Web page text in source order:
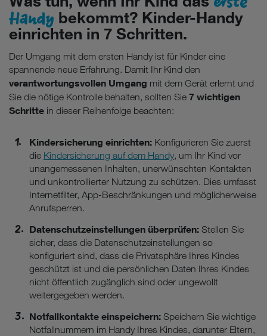
Handy bekommt? Kinder-Handy
einrichten in 7 Schritten.
Der Umgang mit dem ersten Handy ist für Kinder eine
spannende neue Erfahrung. Damit Ihr Kind den
verantwortungsvollen Umgang mit dem Gerät erlernt und
Sie die nötige Kontrolle behalten, sollten Sie 7 wichtigen
Schritte in dieser Reihenfolge beachten:
Kindersicherung einrichten: Konfigurieren Sie zuerst
die Kindersicherung auf dem Handy, um Ihr Kind vor
unangemessenen Inhalten, unerwünschten Kontakten
und unkontrollierter Nutzung zu schützen. Dies umfasst
Internetfilter, App-Beschränkungen und möglicherweise
Anrufsperren.
Datenschutzeinstellungen überprüfen: Stellen Sie
sicher, dass die Datenschutzeinstellungen so
konfiguriert sind, dass die Privatsphäre Ihres Kindes
geschützt ist und die persönlichen Daten Ihres Kindes
nicht öffentlich zugänglich sind oder ungewollt
weitergegeben werden.
Notfallkontakte einspeichern: Speichern Sie wichtige
Notfallnummern im Handy Ihres Kindes, darunter Eltern,